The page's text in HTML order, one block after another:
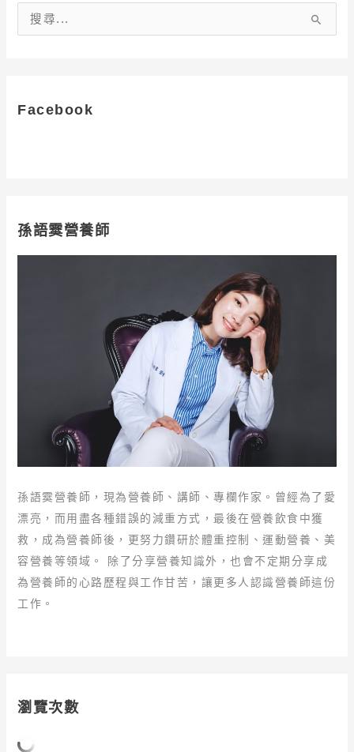
字
Facebook
孫語霙營養師
孫語霙營養師，現為營養師、講師、專欄作家。曾經為了愛
漂亮，而用盡各種錯誤的減重方式，最後在營養飲食中獲
救，成為營養師後，更努力鑽研於體重控制、運動營養、美
容營養等領域。 除了分享營養知識外，也會不定期分享成
為營養師的心路歷程與工作甘苦，讓更多人認識營養師這份
工作。
瀏覽次數